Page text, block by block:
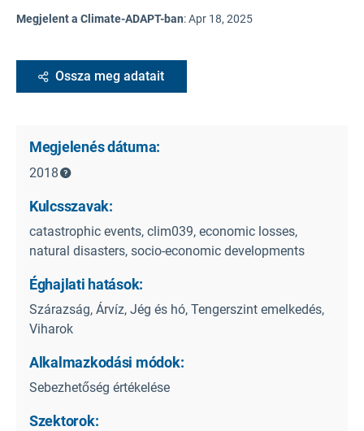
Megjelent a Climate-ADAPT-ban:Apr 18, 2025
Ossza meg adatait
Megjelenés dátuma:
2018
Kulcsszavak:
catastrophic events, clim039, economic losses,
natural disasters, socio-economic developments
Éghajlati hatások:
Szárazság, Árvíz, Jég és hó, Tengerszint emelkedés,
Viharok
Alkalmazkodási módok:
Sebezhetőség értékelése
Szektorok: